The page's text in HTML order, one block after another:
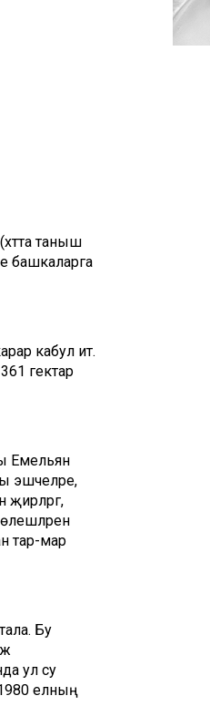
таныш
башкаларга
кабул итә.
гектар
Емельян
эшчеләре,
тар-мар
Бу
ул су
елның